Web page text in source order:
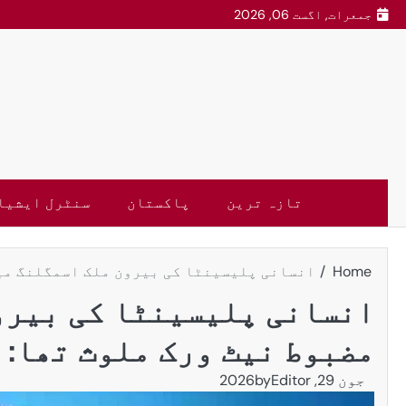
جمعرات, اگست 06, 2026
تازہ ترین پاکستان سنٹرل ایشیا
Home انسانی پلیسینٹا کی بیرون ملک اسمگلنگ
انسانی پلیسینٹا کی
مضبوط نیٹ ورک ملوث
جون 29, 2026 byEditor